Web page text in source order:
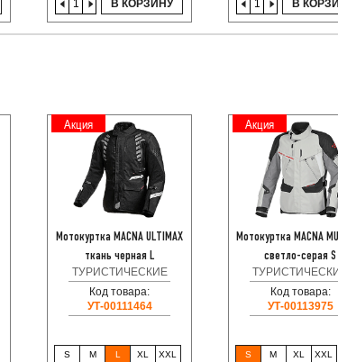
В КОРЗИНУ В
Акция
Мотокуртка MACNA ULTIMAX
ткань черная L
ТУРИСТИЧЕСКИЕ
Код товара:
УТ-00111464
S M L XL
XXL
Акция
Мотокуртка MACNA
светло-серая S
Код товара:
УТ-00113975
S M XL XXL